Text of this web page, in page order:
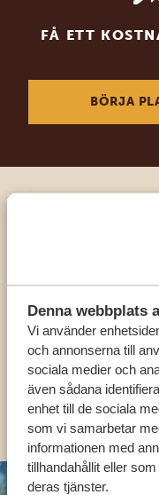
Denna webbplats
Vi använder
och annonserna till
sociala medier och
även sådana
enhet till de sociala
som vi samarbetar
informationen med
tillhandahållit eller
deras tjänster.
FÅ ETT
BÖRJA